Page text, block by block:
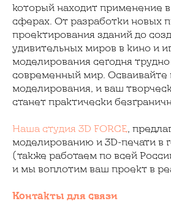
который находит применение
сферах. От разработки новых
проектирования зданий до
удивительных миров в кино и
моделирования сегодня
современный мир. Осваивайте
моделирования, и ваш
станет практически
Наша студия 3D FORCE ,
моделированию и 3D-печати в
(также работаем по всей
и мы воплотим ваш проект в
Контакты для связи